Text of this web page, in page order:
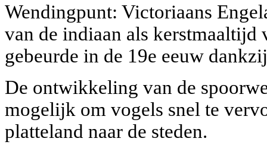
Wendingpunt: Victoriaans
van de indiaan als kerstmaaltijd
gebeurde in de 19e eeuw
De ontwikkeling van de
mogelijk om vogels snel te
platteland naar de steden.